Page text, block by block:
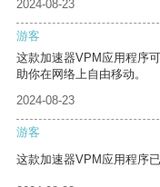
2024-08-23
游客
这款加速器VPM应用程序
助你在网络上自由移动。
2024-08-23
游客
这款加速器VPM应用程序